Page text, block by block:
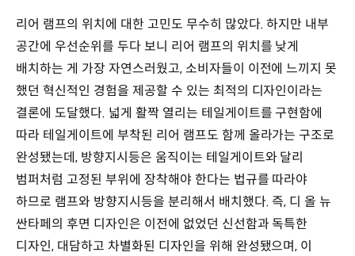
리어 램프의 위치에 대한 고민도 무수히 많았다. 하지만 내부
공간에 우선순위를 두다 보니 리어 램프의 위치를 낮게
배치하는 게 가장 자연스러웠고, 소비자들이 이전에 느끼지 못
했던 혁신적인 경험을 제공할 수 있는 최적의 디자인이라는
결론에 도달했다. 넓게 활짝 열리는 테일게이트를 구현함에
따라 테일게이트에 부착된 리어 램프도 함께 올라가는 구조로
완성됐는데, 방향지시등은 움직이는 테일게이트와 달리
범퍼처럼 고정된 부위에 장착해야 한다는 법규를 따라야
하므로 램프와 방향지시등을 분리해서 배치했다. 즉, 디 올 뉴
싼타페의 후면 디자인은 이전에 없었던 신선함과 독특한
디자인, 대담하고 차별화된 디자인을 위해 완성됐으며, 이